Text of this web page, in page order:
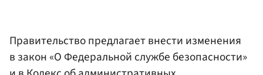
Правительство предлагает внести изменения
в закон «О Федеральной службе безопасности»